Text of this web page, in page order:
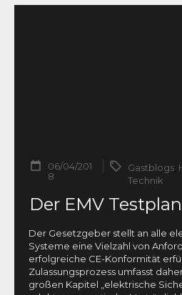
06/04/201
8
Gastblogs,
Technik
Der EMV Testplan
Der Gesetzgeber stellt an alle
Systeme eine Vielzahl von
erfolgreiche CE-Konformität
Zulassungsprozess umfasst
großen Kapitel „elektrische